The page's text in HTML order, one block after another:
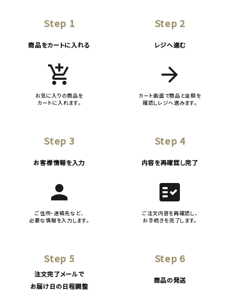
Step 1
商品をカートに入れる
add_shopping_cart
お気に入りの商品を
カートに入れます。
Step 2
レジへ進む
arrow_forward
カート画面で商品と金額を
確認しレジへ進みます。
Step 3
お客様情報を入力
person
ご住所・連絡先など、
必要な情報を入力します。
Step 4
内容を再確認し完了
fact_check
ご注文内容を再確認し、
お手続きを完了します。
Step 5
注文完了メールで
お届け日の日程調整
Step 6
商品の発送